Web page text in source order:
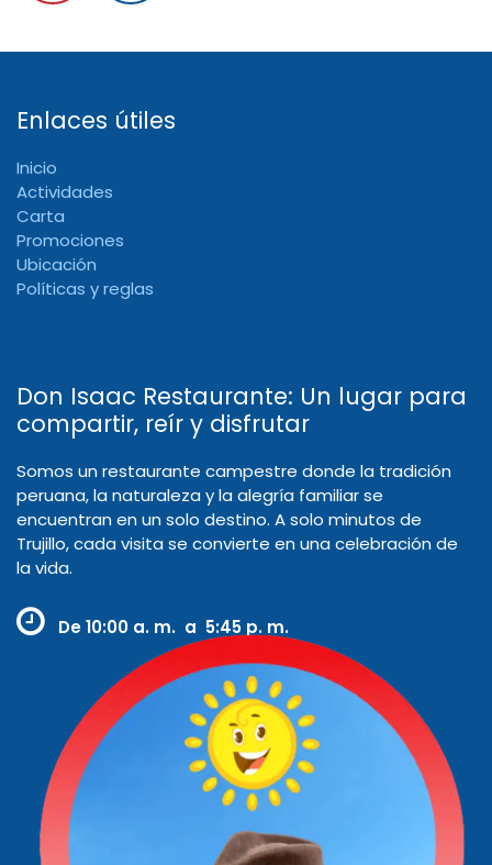
Enlaces útiles
Inicio
Actividades
Carta
Promociones
Ubicación
Políticas y reglas
Don Isaac Restaurante: Un lugar para
compartir, reír y disfrutar
Somos un restaurante campestre donde la tradición
peruana, la naturaleza y la alegría familiar se
encuentran en un solo destino. A solo minutos de
Trujillo, cada visita se convierte en una celebración de
la vida.
De10:00 a. m. a 5:45 p. m.